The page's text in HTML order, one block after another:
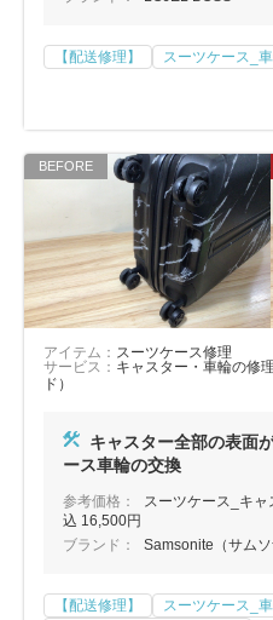
【配送修理】 スーツケース_
アイテム： スーツケース修理
サービス： キャスター・車輪の修
ド）
キャスター全部の表面
ース車輪の交換
参考価格：
スーツケース_キ
込 16,500円
ブランド：
Samsonite（サムソ
【配送修理】
スーツケース_